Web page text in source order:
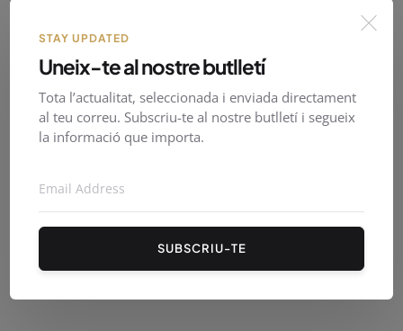
STAY UPDATED
Uneix-te al nostre butlletí
Tota l’actualitat, seleccionada i enviada directament
al teu correu. Subscriu-te al nostre butlletí i segueix
la informació que importa.
SUBSCRIU-TE